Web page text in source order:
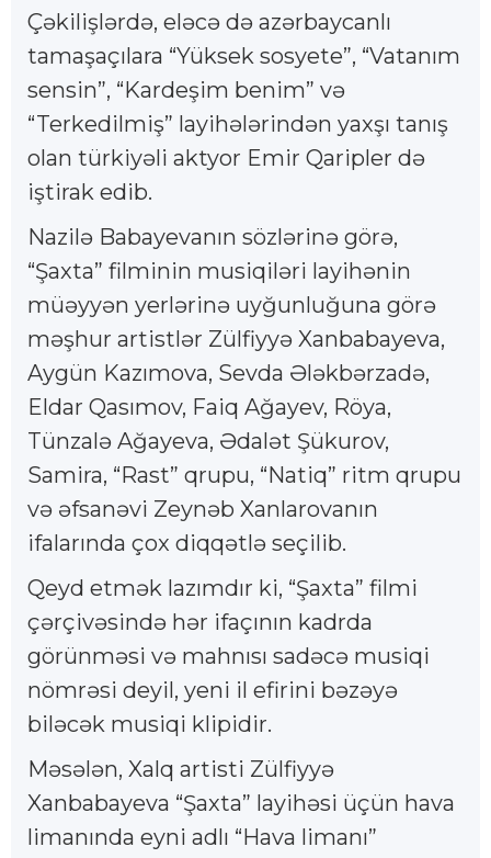
Çəkilişlərdə, eləcə də azərbaycanlı
tamaşaçılara “Yüksek sosyete”, “Vatanım
sensin”, “Kardeşim benim” və
“Terkedilmiş” layihələrindən yaxşı tanış
olan türkiyəli aktyor Emir Qaripler də
iştirak edib.
Nazilə Babayevanın sözlərinə görə,
“Şaxta” filminin musiqiləri layihənin
müəyyən yerlərinə uyğunluğuna görə
məşhur artistlər Zülfiyyə Xanbabayeva,
Aygün Kazımova, Sevda Ələkbərzadə,
Eldar Qasımov, Faiq Ağayev, Röya,
Tünzalə Ağayeva, Ədalət Şükurov,
Samira, “Rast” qrupu, “Natiq” ritm qrupu
və əfsanəvi Zeynəb Xanlarovanın
ifalarında çox diqqətlə seçilib.
Qeyd etmək lazımdır ki, “Şaxta” filmi
çərçivəsində hər ifaçının kadrda
görünməsi və mahnısı sadəcə musiqi
nömrəsi deyil, yeni il efirini bəzəyə
biləcək musiqi klipidir.
Məsələn, Xalq artisti Zülfiyyə
Xanbabayeva “Şaxta” layihəsi üçün hava
limanında eyni adlı “Hava limanı”